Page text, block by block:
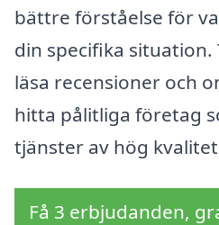
bättre förståelse för
din specifika situation.
läsa recensioner och
hitta pålitliga företag
tjänster av hög
Få 3 erbjudanden,